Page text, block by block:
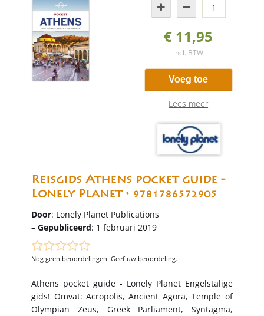
€ 11,95
incl. BTW
Voeg toe
Lees meer
Reisgids Athens pocket guide -
Lonely Planet • 9781786572905
Door: Lonely Planet Publications
–Gepubliceerd: 1 februari 2019
Nog geen beoordelingen. Geef uw beoordeling.
Athens pocket guide - Lonely Planet Engelstalige
gids! Omvat: Acropolis, Ancient Agora, Temple of
Olympian Zeus, Greek Parliament, Syntagma,